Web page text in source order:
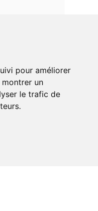
un
le trafic de